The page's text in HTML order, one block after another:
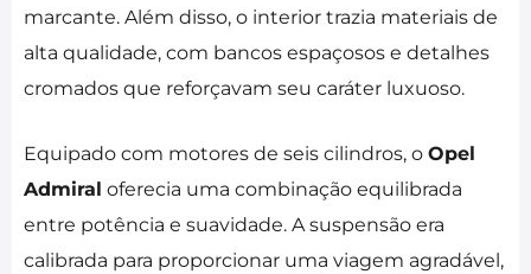
marcante. Além disso, o interior trazia materiais de
alta qualidade, com bancos espaçosos e detalhes
cromados que reforçavam seu caráter luxuoso.
Equipado com motores de seis cilindros, o Opel
Admiral oferecia uma combinação equilibrada
entre potência e suavidade. A suspensão era
calibrada para proporcionar uma viagem agradável,